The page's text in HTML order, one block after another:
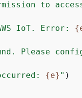
to
IoT. Error: {
Please
{e} " )